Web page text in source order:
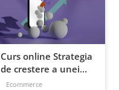
Curs online Strategia
de crestere a unei
afaceri - de la idee, la
Ecommerce